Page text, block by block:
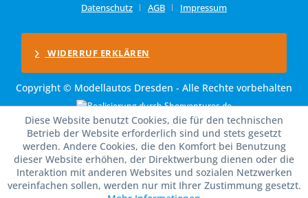
Datenschutz
AGB Impressum
WIDERRUF ERKLÄREN
Copyright © Modellautos Dresden - Alle Rechte vorbehalten
Diese Website benutzt Cookies, die für den technischen
Betrieb der Website erforderlich sind und stets gesetzt
werden. Andere Cookies, die den Komfort bei Benutzung
dieser Website erhöhen, der Direktwerbung dienen oder die
Interaktion mit anderen Websites und sozialen Netzwerken
vereinfachen sollen, werden nur mit Ihrer Zustimmung gesetzt.